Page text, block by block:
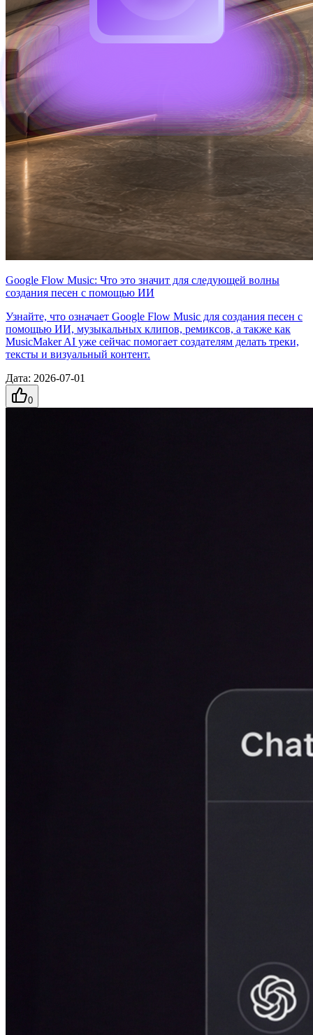
Google Flow Music: Что это значит для следующей волны
создания песен с помощью ИИ
Узнайте, что означает Google Flow Music для создания песен с
помощью ИИ, музыкальных клипов, ремиксов, а также как
MusicMaker AI уже сейчас помогает создателям делать треки,
тексты и визуальный контент.
Дата: 2026-07-01
0